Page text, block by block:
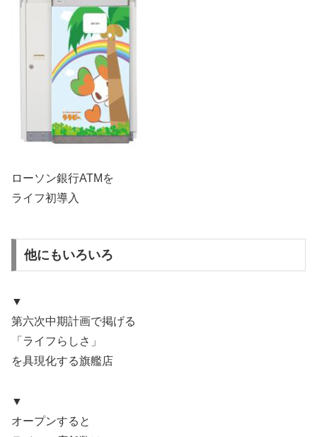
ローソン銀行ATMを
ライフ初導入
他にもいろいろ
▼
第六次中期計画で掲げる
「ライフらしさ」
を具現化する旗艦店
▼
オープンすると